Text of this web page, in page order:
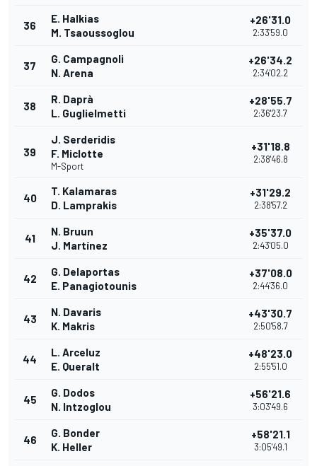
36
E. Halkias
M. Tsaoussoglou
+26'31.0
2:33'59.0
37
G. Campagnoli
N. Arena
+26'34.2
2:34'02.2
38
R. Daprà
L. Guglielmetti
+28'55.7
2:36'23.7
39
J. Serderidis
F. Miclotte
M-Sport
+31'18.8
2:38'46.8
40
T. Kalamaras
D. Lamprakis
+31'29.2
2:38'57.2
41
N. Bruun
J. Martínez
+35'37.0
2:43'05.0
42
G. Delaportas
E. Panagiotounis
+37'08.0
2:44'36.0
43
N. Davaris
K. Makris
+43'30.7
2:50'58.7
44
L. Arceluz
E. Queralt
+48'23.0
2:55'51.0
45
G. Dodos
N. Intzoglou
+56'21.6
3:03'49.6
46
G. Bonder
K. Heller
+58'21.1
3:05'49.1